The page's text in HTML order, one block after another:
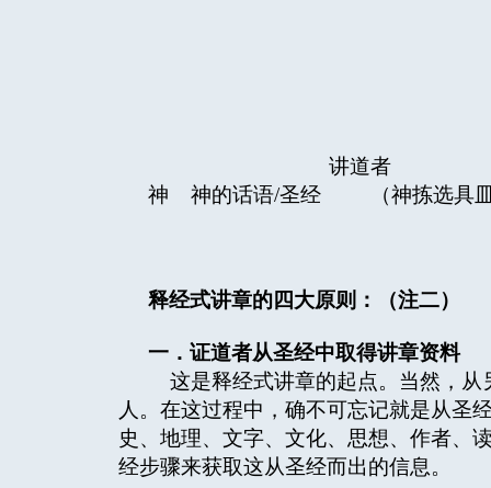
讲道者 神在
神 神的话语/圣经 （
释经式讲章的四大原则：（注二）
一．证道者从圣经中取得讲章资料
这是释经式讲章的起点。当然，从
人。在这过程中，确不可忘记就是从圣
史、地理、文字、文化、思想、作者、
经步骤来获取这从圣经而出的信息。